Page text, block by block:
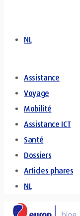
NL
Assistance
Voyage
Mobilité
Assistance ICT
Santé
Dossiers
Articles phares
NL